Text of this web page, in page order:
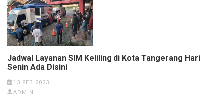
Jadwal Layanan SIM Keliling di Kota Tangerang Hari
Senin Ada Disini
13 FEB 2023
ADMIN